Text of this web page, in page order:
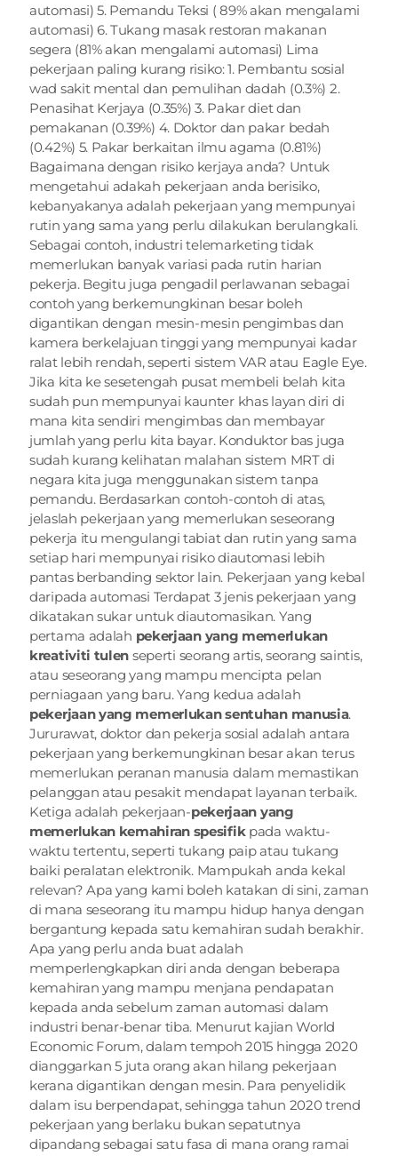
automasi) 5. Pemandu Teksi ( 89% akan mengalami
automasi) 6. Tukang masak restoran makanan
segera (81% akan mengalami automasi) Lima
pekerjaan paling kurang risiko: 1. Pembantu sosial
wad sakit mental dan pemulihan dadah (0.3%) 2.
Penasihat Kerjaya (0.35%) 3. Pakar diet dan
pemakanan (0.39%) 4. Doktor dan pakar bedah
(0.42%) 5. Pakar berkaitan ilmu agama (0.81%)
Bagaimana dengan risiko kerjaya anda? Untuk
mengetahui adakah pekerjaan anda berisiko,
kebanyakanya adalah pekerjaan yang mempunyai
rutin yang sama yang perlu dilakukan berulangkali.
Sebagai contoh, industri telemarketing tidak
memerlukan banyak variasi pada rutin harian
pekerja. Begitu juga pengadil perlawanan sebagai
contoh yang berkemungkinan besar boleh
digantikan dengan mesin-mesin pengimbas dan
kamera berkelajuan tinggi yang mempunyai kadar
ralat lebih rendah, seperti sistem VAR atau Eagle Eye.
Jika kita ke sesetengah pusat membeli belah kita
sudah pun mempunyai kaunter khas layan diri di
mana kita sendiri mengimbas dan membayar
jumlah yang perlu kita bayar. Konduktor bas juga
sudah kurang kelihatan malahan sistem MRT di
negara kita juga menggunakan sistem tanpa
pemandu. Berdasarkan contoh-contoh di atas,
jelaslah pekerjaan yang memerlukan seseorang
pekerja itu mengulangi tabiat dan rutin yang sama
setiap hari mempunyai risiko diautomasi lebih
pantas berbanding sektor lain. Pekerjaan yang kebal
daripada automasi Terdapat 3 jenis pekerjaan yang
dikatakan sukar untuk diautomasikan. Yang
pertama adalah pekerjaan yang memerlukan
kreativiti tulen seperti seorang artis, seorang saintis,
atau seseorang yang mampu mencipta pelan
pekerjaan yang memerlukan sentuhan manusia.
Jururawat, doktor dan pekerja sosial adalah antara
pekerjaan yang berkemungkinan besar akan terus
memerlukan peranan manusia dalam memastikan
pelanggan atau pesakit mendapat layanan terbaik.
Ketiga adalah pekerjaan-pekerjaan yang
memerlukan kemahiran spesifik pada waktu-
waktu tertentu, seperti tukang paip atau tukang
baiki peralatan elektronik. Mampukah anda kekal
relevan? Apa yang kami boleh katakan di sini, zaman
di mana seseorang itu mampu hidup hanya dengan
bergantung kepada satu kemahiran sudah berakhir.
Apa yang perlu anda buat adalah
memperlengkapkan diri anda dengan beberapa
kemahiran yang mampu menjana pendapatan
kepada anda sebelum zaman automasi dalam
industri benar-benar tiba. Menurut kajian World
Economic Forum, dalam tempoh 2015 hingga 2020
dianggarkan 5 juta orang akan hilang pekerjaan
kerana digantikan dengan mesin. Para penyelidik
dalam isu berpendapat, sehingga tahun 2020 trend
pekerjaan yang berlaku bukan sepatutnya
dipandang sebagai satu fasa di mana orang ramai